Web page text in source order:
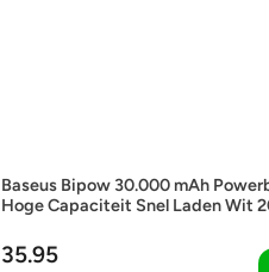
Baseus Bipow 30.000 mAh
Hoge Capaciteit Snel Laden Wit
35.95